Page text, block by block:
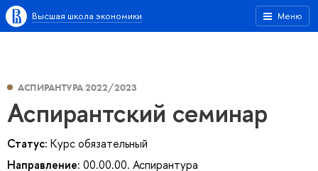
Меню
Высшая школа экономики
АСПИРАНТУРА 2022/2023
Аспирантский семинар
Статус: Курс обязательный
Направление: 00.00.00. Аспирантура